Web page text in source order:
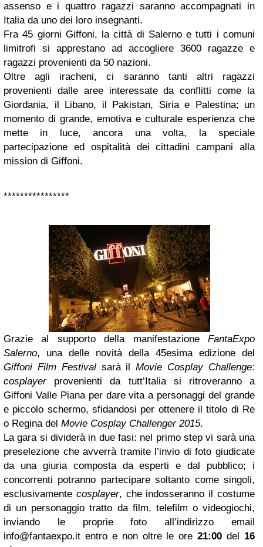
assenso e i quattro ragazzi saranno accompagnati in
Italia da uno dei loro insegnanti.
Fra 45 giorni Giffoni, la città di Salerno e tutti i comuni
limitrofi si apprestano ad accogliere 3600 ragazze e
ragazzi provenienti da 50 nazioni.
Oltre agli iracheni, ci saranno tanti altri ragazzi
provenienti dalle aree interessate da conflitti come la
Giordania, il Libano, il Pakistan, Siria e Palestina; un
momento di grande, emotiva e culturale esperienza che
mette in luce, ancora una volta, la speciale
partecipazione ed ospitalità dei cittadini campani alla
mission di Giffoni.
****************
Grazie al supporto della manifestazione FantaExpo
Salerno, una delle novità della 45esima edizione del
Giffoni Film Festivalsarà ilMovie Cosplay Challenge:
cosplayerprovenienti da tutt’Italia si ritroveranno a
Giffoni Valle Piana per dare vita a personaggi del grande
e piccolo schermo, sfidandosi per ottenere il titolo di Re
o Regina del Movie Cosplay Challenger 2015.
La gara si dividerà in due fasi: nel primo step vi sarà una
preselezione che avverrà tramite l’invio di foto giudicate
da una giuria composta da esperti e dal pubblico; i
concorrenti potranno partecipare soltanto come singoli,
esclusivamente cosplayer, che indosseranno il costume
di un personaggio tratto da film, telefilm o videogiochi,
inviando le proprie foto all’indirizzo email
info@fantaexpo.it entro e non oltre le ore21:00 del 16